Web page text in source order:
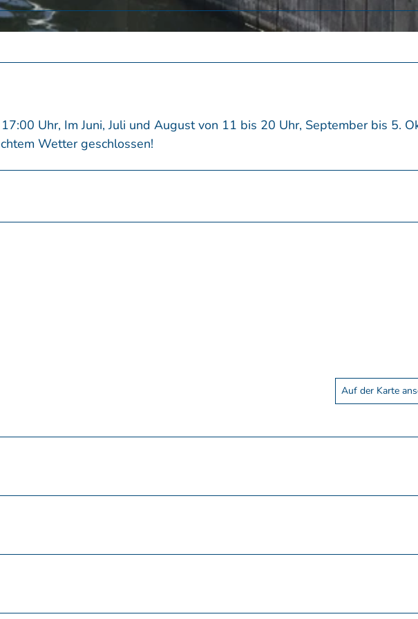
Uhr, Im Juni, Juli und August von 11 bis 20 Uhr, September bis 5.
Wetter geschlossen!
Auf der Karte